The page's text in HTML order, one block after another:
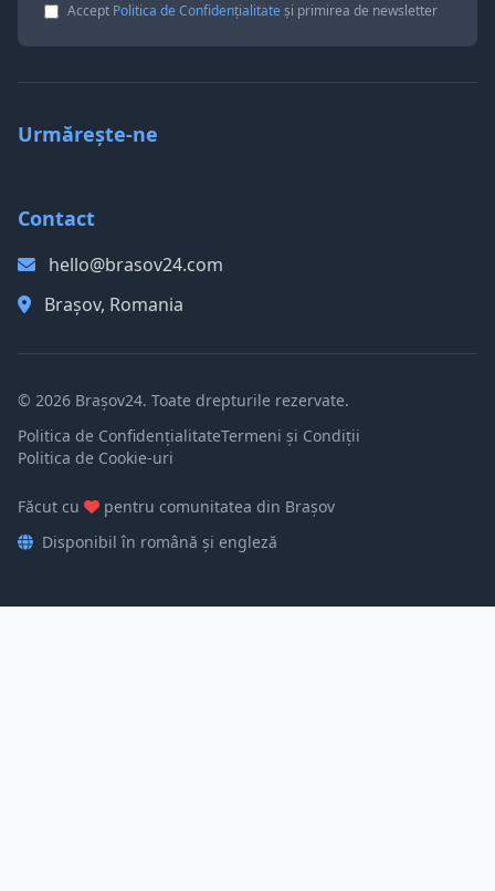
Accept Politica de Confidențialitateși primirea de newsletter
Urmărește-ne
Contact
hello@brasov24.com
Brașov, Romania
© 2026 Brașov24. Toate drepturile rezervate.
Politica de ConfidențialitateTermeni și Condiții
Politica de Cookie-uri
Făcut cu
pentru comunitatea din Brașov
Disponibil în română și engleză